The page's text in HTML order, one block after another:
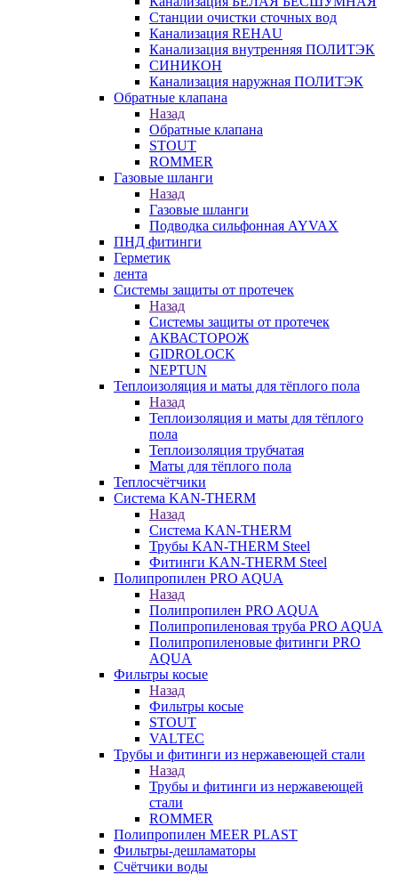
Станции очистки сточных вод
Канализация REHAU
Канализация внутренняя ПОЛИТЭК
СИНИКОН
Канализация наружная ПОЛИТЭК
Обратные клапана
Назад
Обратные клапана
STOUT
ROMMER
Газовые шланги
Назад
Газовые шланги
Подводка сильфонная AYVAX
ПНД фитинги
Герметик
лента
Системы защиты от протечек
Назад
Системы защиты от протечек
АКВАСТОРОЖ
GIDROLOCK
NEPTUN
Теплоизоляция и маты для тёплого пола
Назад
Теплоизоляция и маты для тёплого
пола
Теплоизоляция трубчатая
Маты для тёплого пола
Теплосчётчики
Система KAN-THERM
Назад
Система KAN-THERM
Трубы KAN-THERM Steel
Фитинги KAN-THERM Steel
Полипропилен PRO AQUA
Назад
Полипропилен PRO AQUA
Полипропиленовая труба PRO AQUA
Полипропиленовые фитинги PRO
AQUA
Фильтры косые
Назад
Фильтры косые
STOUT
VALTEC
Трубы и фитинги из нержавеющей стали
Назад
Трубы и фитинги из нержавеющей
стали
ROMMER
Полипропилен MEER PLAST
Фильтры-дешламаторы
Счётчики воды